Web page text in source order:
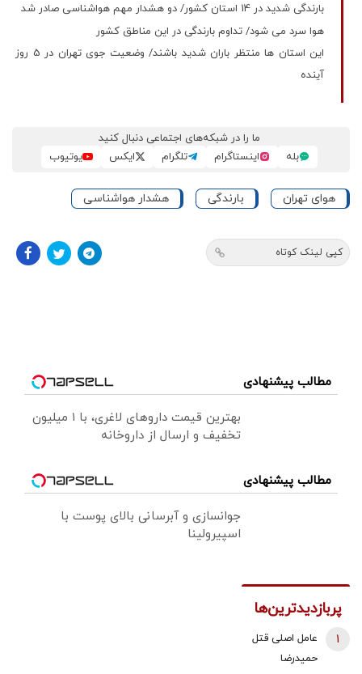
بارندگی شدید در 14 استان کشور/ دو هشدار مهم هواشناسی صادر شد
هوا سرد می شود/ تداوم بارندگی در این مناطق کشور
این استان ها منتظر باران شدید باشند/ وضعیت جوی تهران در 5 روز
آینده
ما را در شبکه‌های اجتماعی دنبال کنید
بله
اینستاگرام تلگرام ایکس یوتیوب
هوای تهران بارندگی هشدار هواشناسی
کپی لینک کوتاه
مطالب پیشنهادی
بهترین قیمت داروهای لاغری، با ۱ میلیون
تخفیف و ارسال از داروخانه‌
مطالب پیشنهادی
جوانسازی و آبرسانی بالای پوست با
اسپیرولینا
پربازدیدترین‌ها
عامل اصلی قتل
حمیدرضا
1